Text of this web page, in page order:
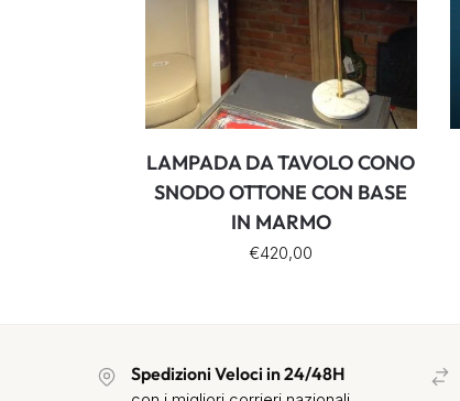
LAMPADA DA TAVOLO CONO
SNODO OTTONE CON BASE
IN MARMO
€420,00
Spedizioni Veloci in 24/48H